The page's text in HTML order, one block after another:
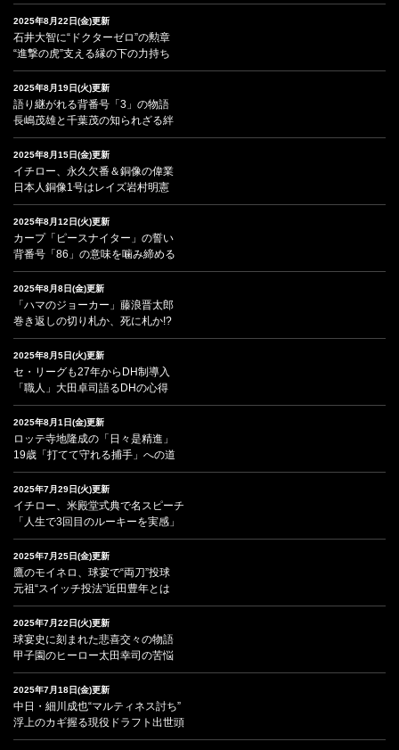
2025年8月22日(金)更新
石井大智に“ドクターゼロ”の勲章
“進撃の虎”支える縁の下の力持ち
2025年8月19日(火)更新
語り継がれる背番号「3」の物語
長嶋茂雄と千葉茂の知られざる絆
2025年8月15日(金)更新
イチロー、永久欠番＆銅像の偉業
日本人銅像1号はレイズ岩村明憲
2025年8月12日(火)更新
カープ「ピースナイター」の誓い
背番号「86」の意味を噛み締める
2025年8月8日(金)更新
「ハマのジョーカー」藤浪晋太郎
巻き返しの切り札か、死に札か!?
2025年8月5日(火)更新
セ・リーグも27年からDH制導入
「職人」大田卓司語るDHの心得
2025年8月1日(金)更新
ロッテ寺地隆成の「日々是精進」
19歳「打てて守れる捕手」への道
2025年7月29日(火)更新
イチロー、米殿堂式典で名スピーチ
「人生で3回目のルーキーを実感」
2025年7月25日(金)更新
鷹のモイネロ、球宴で“両刀”投球
元祖“スイッチ投法”近田豊年とは
2025年7月22日(火)更新
球宴史に刻まれた悲喜交々の物語
甲子園のヒーロー太田幸司の苦悩
2025年7月18日(金)更新
中日・細川成也“マルティネス討ち”
浮上のカギ握る現役ドラフト出世頭